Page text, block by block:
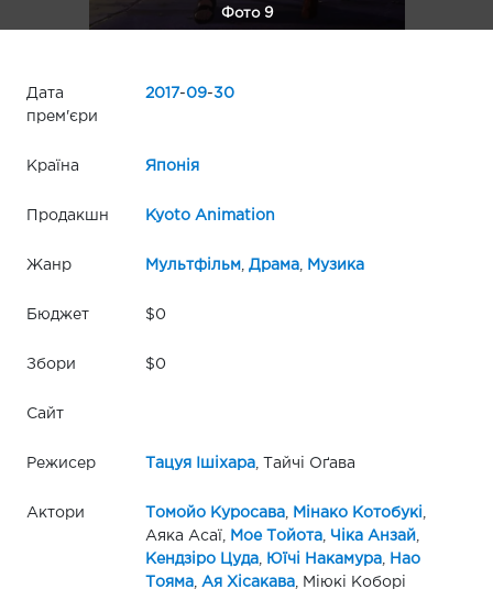
Фото 9
Дата
прем'єри
2017-09-30
Країна Японія
Продакшн Kyoto Animation
Жанр Мультфільм, Драма, Музика
Бюджет $0
Збори $0
Сайт
Режисер Тацуя Ішіхара, Тайчі Оґава
Актори Томойо Куросава, Мінако Котобукі
Аяка Асаї,
Мое Тойота, Чіка Анзай
Кендзіро Цуда, Юїчі Накамура,
Нао
Тояма, Ая Хісакава, Міюкі Коборі